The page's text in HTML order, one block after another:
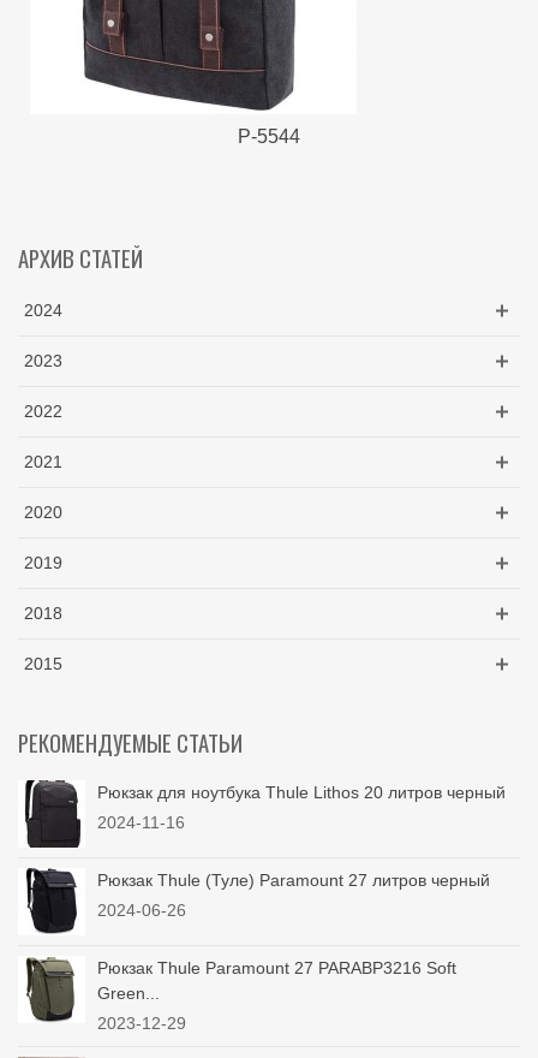
Р-5544
АРХИВ СТАТЕЙ
2024
2023
2022
2021
2020
2019
2018
2015
РЕКОМЕНДУЕМЫЕ СТАТЬИ
Рюкзак для ноутбука Thule Lithos 20 литров черный
2024-11-16
Рюкзак Thule (Туле) Paramount 27 литров черный
2024-06-26
Рюкзак Thule Paramount 27 PARABP3216 Soft
Green...
2023-12-29